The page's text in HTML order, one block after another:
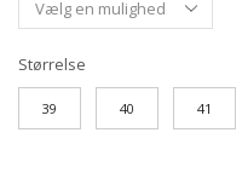
Størrelse
39 40 41